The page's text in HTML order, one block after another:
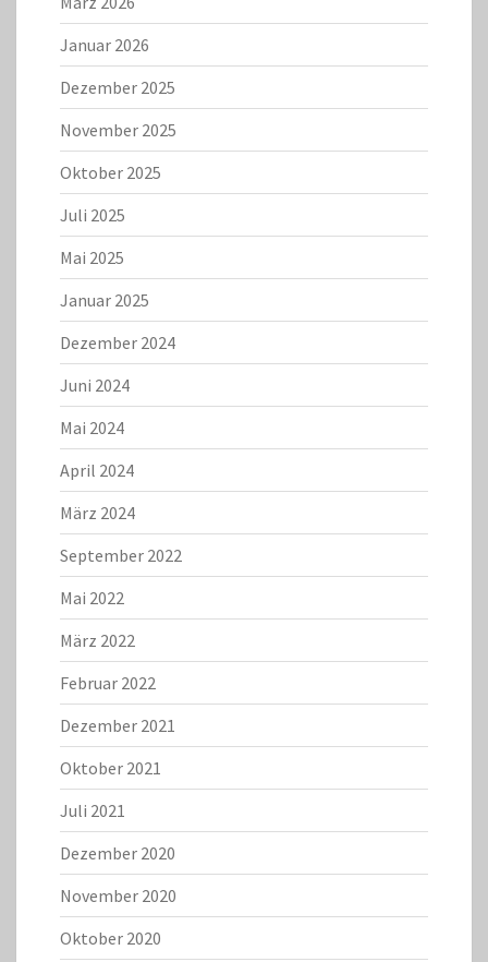
Januar 2026
Dezember 2025
November 2025
Oktober 2025
Juli 2025
Mai 2025
Januar 2025
Dezember 2024
Juni 2024
Mai 2024
April 2024
März 2024
September 2022
Mai 2022
März 2022
Februar 2022
Dezember 2021
Oktober 2021
Juli 2021
Dezember 2020
November 2020
Oktober 2020